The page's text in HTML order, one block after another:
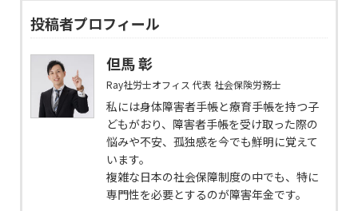
投稿者プロフィール
但馬 彰
Ray社労士オフィス 代表 社会保険労務士
私には身体障害者手帳と療育手帳を持つ子
どもがおり、障害者手帳を受け取った際の
悩みや不安、孤独感を今でも鮮明に覚えて
います。
複雑な日本の社会保障制度の中でも、特に
専門性を必要とするのが障害年金です。